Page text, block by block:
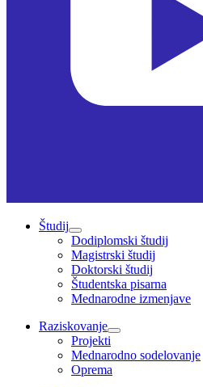
Študij
Dodiplomski študij
Magistrski študij
Doktorski študij
Študentska pisarna
Mednarodne izmenjave
Raziskovanje
Projekti
Mednarodno sodelovanje
Oprema